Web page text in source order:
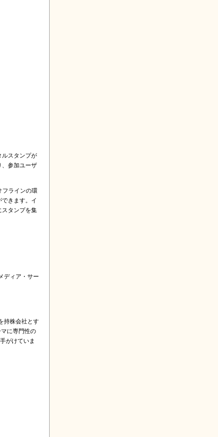
ルスタンプが
、参加ユーザ
フラインの環
きます。イ
スタンプを集
ディア・サー
持株会社とす
に専門性の
がけていま